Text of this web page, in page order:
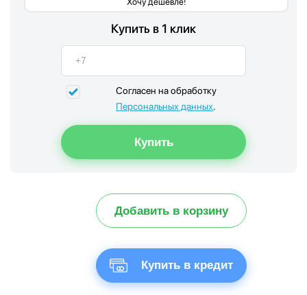
Купить в 1 клик
Согласен на обработку
Персональных данных.
Добавить в корзину
Купить в кредит